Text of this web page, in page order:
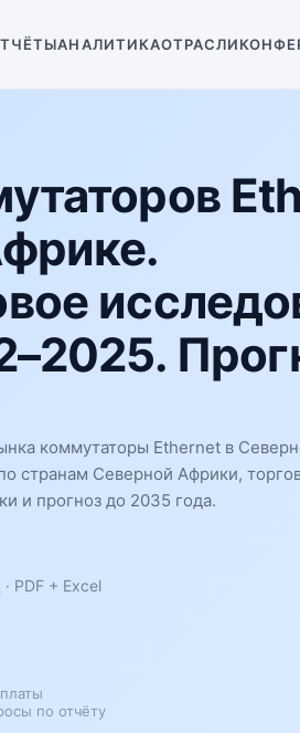
АНАЛИТИКАОТРАСЛИ
коммутаторы Ethernet в
странам Северной Африки,
и прогноз до 2035 года.
PDF + Excel
по отчёту